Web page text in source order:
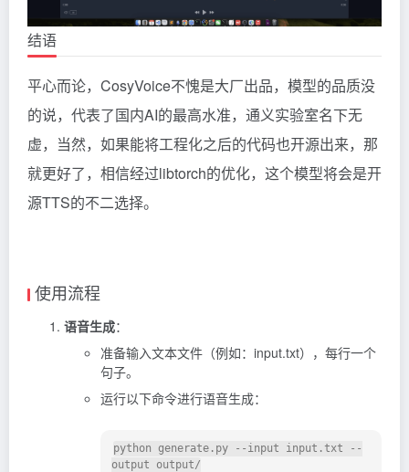
结语
平心而论，CosyVoice不愧是大厂出品，模型的品质没
的说，代表了国内AI的最高水准，通义实验室名下无
虚，当然，如果能将工程化之后的代码也开源出来，那
就更好了，相信经过libtorch的优化，这个模型将会是开
源TTS的不二选择。
使用流程
语音生成：
准备输入文本文件（例如：input.txt），每行一个
句子。
运行以下命令进行语音生成：
python generate.py --input input.txt --